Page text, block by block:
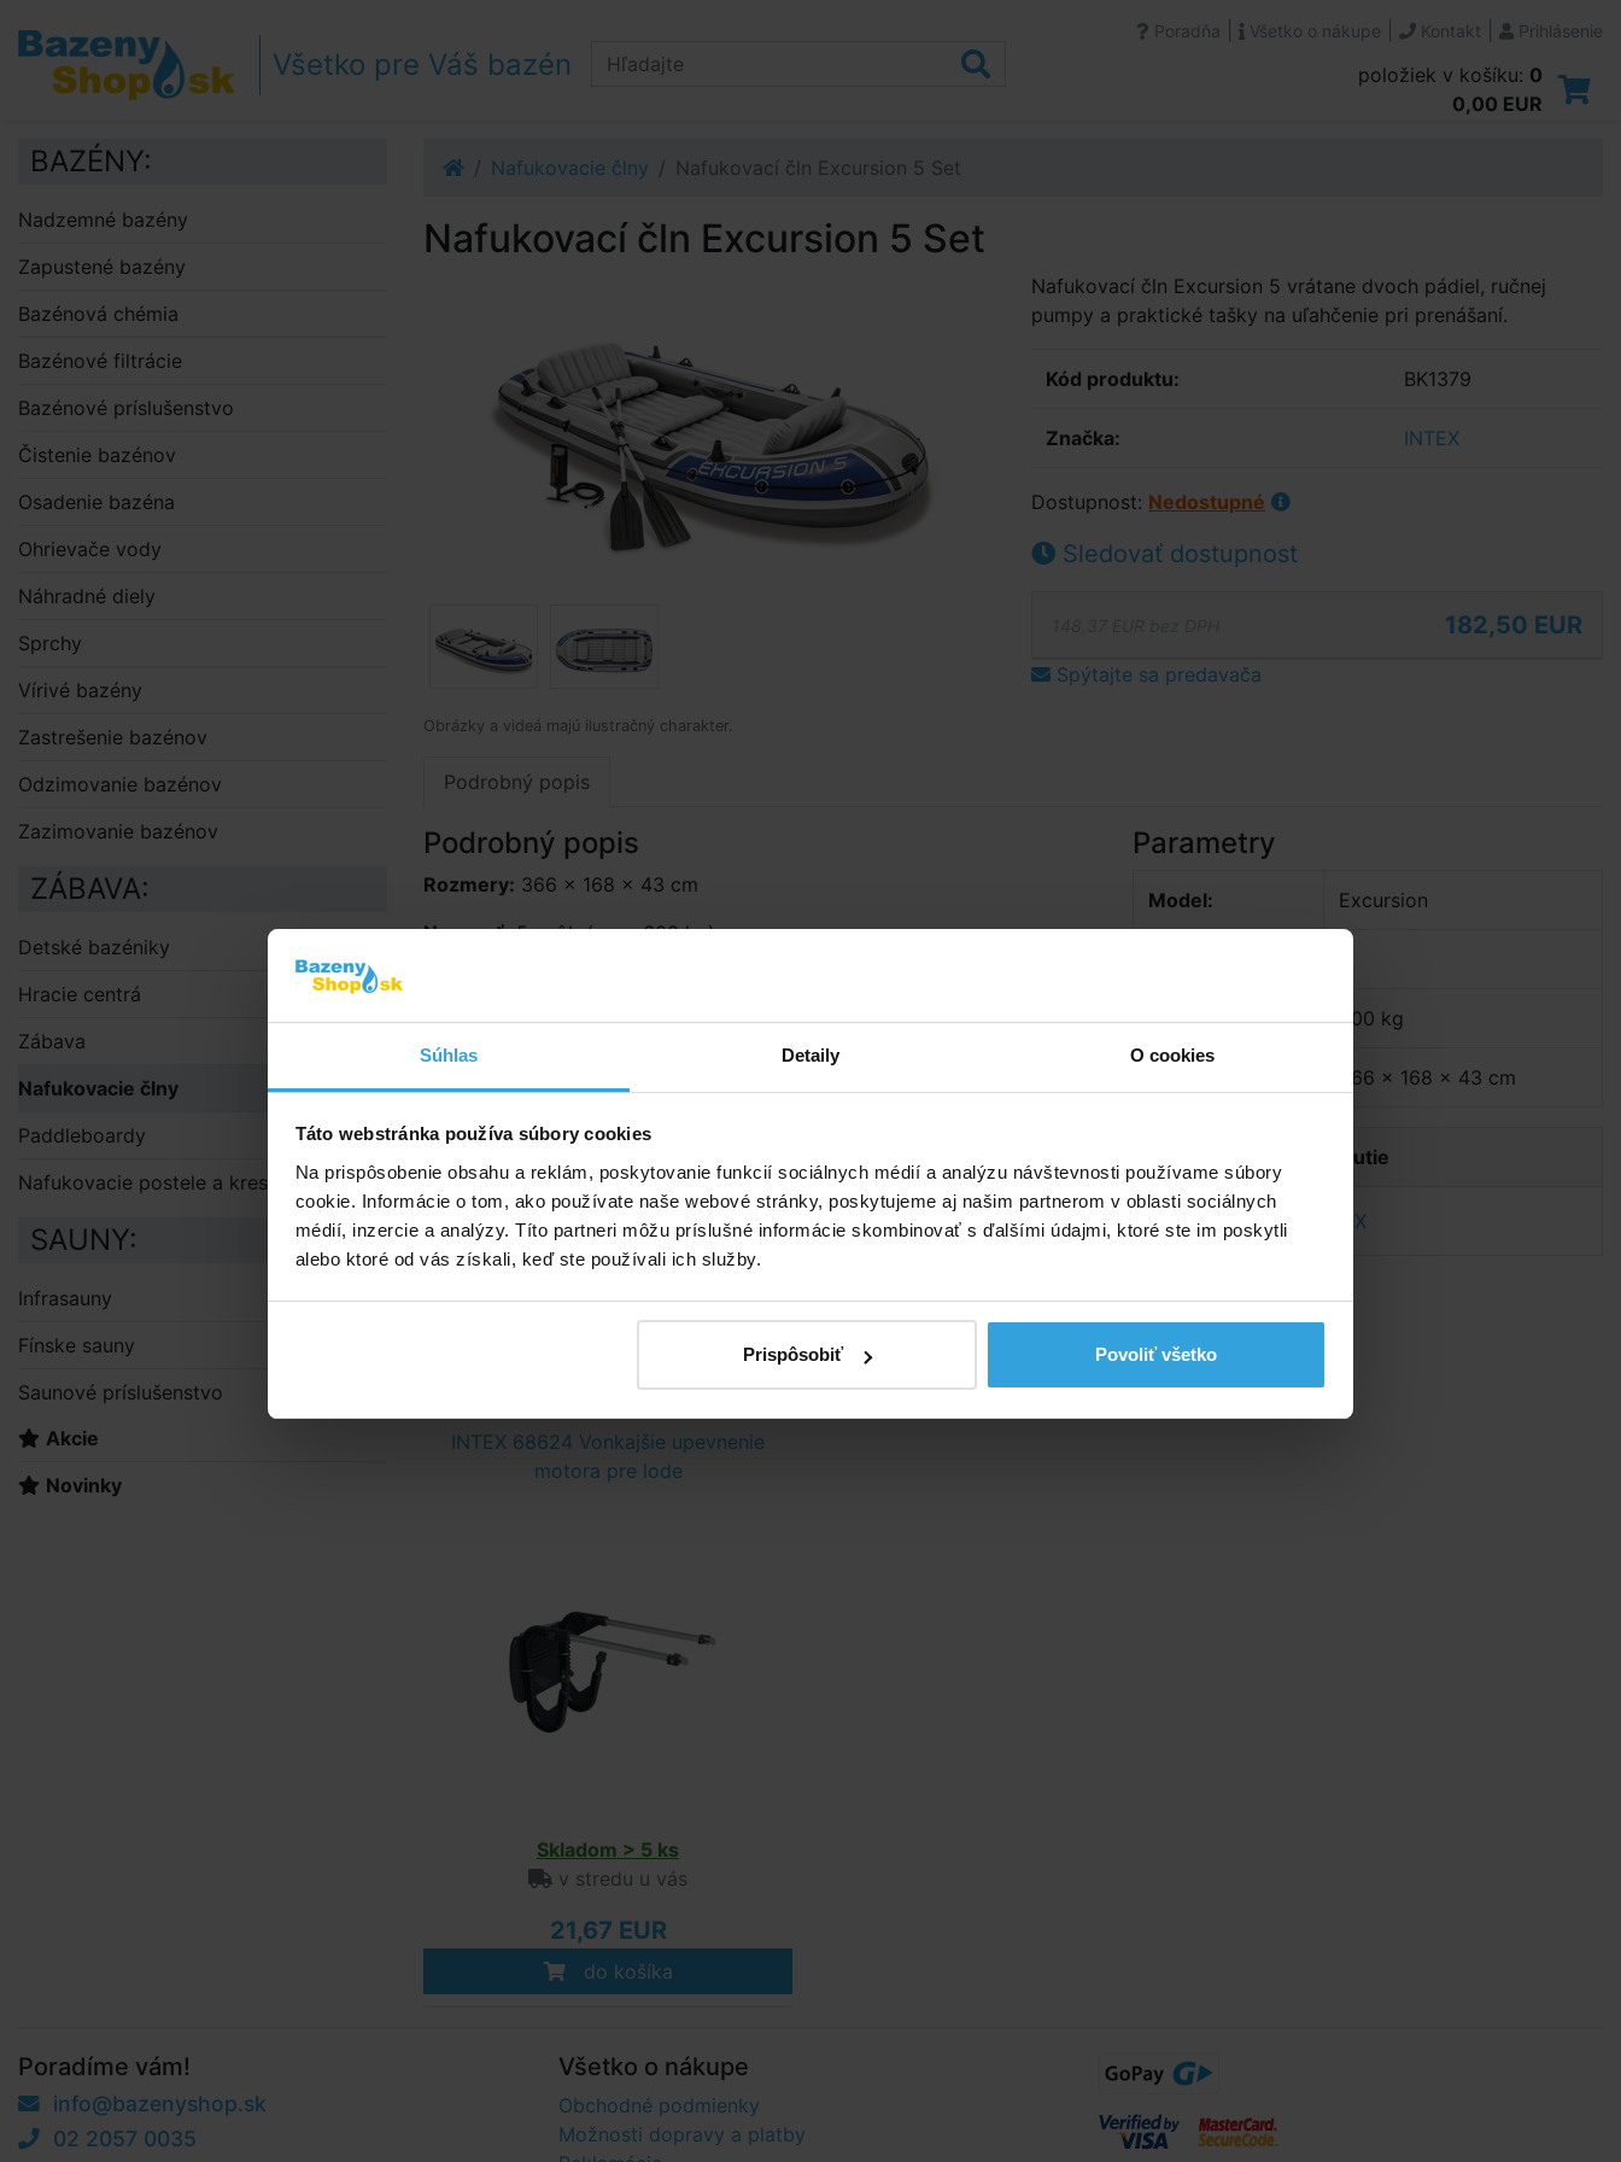
Súhlas Detaily O cookies
Táto webstránka používa súbory cookies
Na prispôsobenie obsahu a reklám, poskytovanie funkcií sociálnych médií a analýzu návštevnosti používame súbory
cookie. Informácie o tom, ako používate naše webové stránky, poskytujeme aj našim partnerom v oblasti sociálnych
médií, inzercie a analýzy. Títo partneri môžu príslušné informácie skombinovať s ďalšími údajmi, ktoré ste im poskytli
alebo ktoré od vás získali, keď ste používali ich služby.
Prispôsobiť Povoliť všetko
Prejsť na obsah
Prejsť k bočnému stĺpci
Klávesové skratky
Všetko pre Váš bazén
Poradňa Všetko o nákupe Kontakt Prihlásenie
položiek v košíku: 0
0,00 EUR
Nafukovacie člny Nafukovací čln Excursion 5 Set
Nafukovací čln Excursion 5 Set
Obrázky a videá majú ilustračný charakter.
Nafukovací čln Excursion 5 vrátane dvoch pádiel, ručnej
pumpy a praktické tašky na uľahčenie pri prenášaní.
Kód produktu: BK1379
Značka: INTEX
Dostupnost: Nedostupné
Sledovať dostupnost
182,50 EUR
Spýtajte sa predavača
Podrobný popis
Podrobný popis
Rozmery: 366 × 168 × 43 cm
Nosnosť:5 osôb (max. 600 kg)
úchyty súčasťou), na dne lode je umiestnené puzdro na náradie.
samozrejmosťou.
Hrúbka steny materiálu: 0,76 mm.
Čln je vhodný na použitie na pokojnej vode ako je priehrada, rybník
či pokojná rieka.
Rýchlo nafukovanie a rýchlovyfukovanie vďaka bostonskému
NMMA, TÜV, GS
Parametry
Model: Excursion
Nosnosť: 600 kg
366 x 168 x 43 cm
Dokumenty na stiahnutie
Návod na člny INTEX
Doporučené príslušenstvo (1)
INTEX 68624 Vonkajšie upevnenie
motora pre lode
Skladom > 5 ks
v stredu u vás
21,67 EUR
do košíka
BAZÉNY:
Nadzemné bazény
Zapustené bazény
Bazénová chémia
Bazénové filtrácie
Bazénové príslušenstvo
Čistenie bazénov
Osadenie bazéna
Ohrievače vody
Náhradné diely
Sprchy
Vírivé bazény
Zastrešenie bazénov
Odzimovanie bazénov
Zazimovanie bazénov
ZÁBAVA:
Detské bazéniky
Hracie centrá
Zábava
Nafukovacie člny
Paddleboardy
Nafukovacie postele a kreslá
SAUNY:
Infrasauny
Fínske sauny
Saunové príslušenstvo
Akcie
Novinky
Poradíme vám!
info@bazenyshop.sk
02 2057 0035
Všetko o nákupe
Obchodné podmienky
Možnosti dopravy a platby